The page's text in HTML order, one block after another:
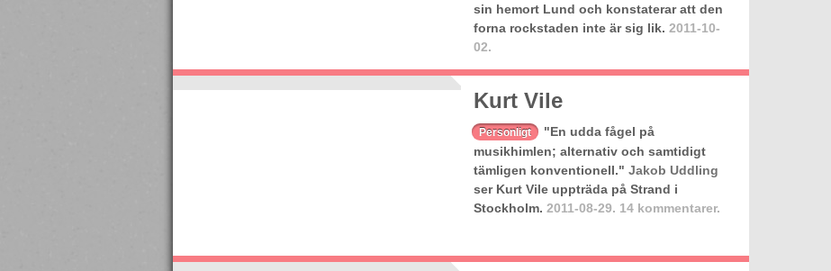
sin hemort Lund och konstaterar att den
forna rockstaden inte är sig lik. 2011-10-
02.
Kurt Vile
Personligt
"En udda fågel på
musikhimlen; alternativ och samtidigt
tämligen konventionell." Jakob Uddling
ser Kurt Vile uppträda på Strand i
Stockholm. 2011-08-29. 14 kommentarer.